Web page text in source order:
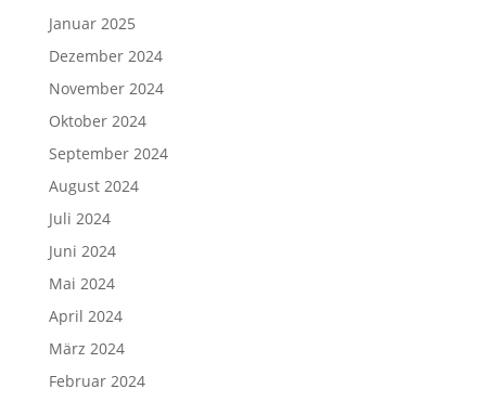
Januar 2025
Dezember 2024
November 2024
Oktober 2024
September 2024
August 2024
Juli 2024
Juni 2024
Mai 2024
April 2024
März 2024
Februar 2024